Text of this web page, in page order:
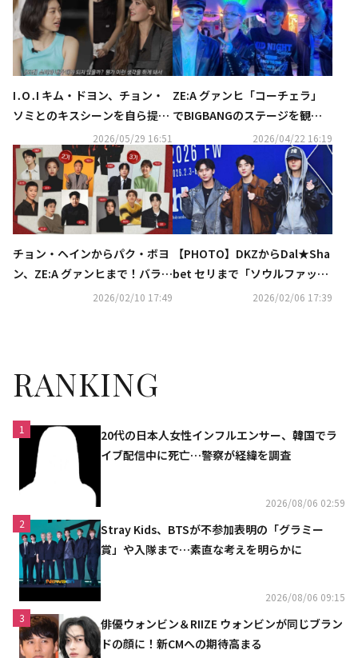
I․O․I キム・ドヨン、チョン・
ソミとのキスシーンを自ら提案
「元々ビンタをする予定だっ
た」（動画あり）
2026/05/29 16:51
ZE:A グァンヒ「コーチェラ」
でBIGBANGのステージを観
覧…再会ショットが話題に（動
画あり）
2026/04/22 16:19
チョン・ヘインからパク・ボヨ
ン、ZE:A グァンヒまで！バラエ
ティ番組「マニト・クラブ」豪
2026/02/10 17:49
【PHOTO】DKZからDal★Sha
bet セリまで「ソウルファッシ
ョンウィーク」に出席2026/02/06 17:39
RANKING
1
20代の日本人女性インフルエンサー、韓国でラ
イブ配信中に死亡…警察が経緯を調査
2026/08/06 02:59
2
Stray Kids、BTSが不参加表明の「グラミー
賞」や入隊まで…素直な考えを明らかに
2026/08/06 09:15
3
俳優ウォンビン＆RIIZE ウォンビンが同じブラン
ドの顔に！新CMへの期待高まる